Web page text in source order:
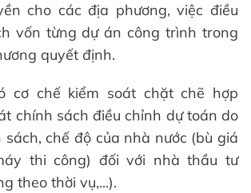
cho các địa phương, việc điều
vốn từng dự án công trình trong
quyết định.
cơ chế kiểm soát chặt chẽ hợp
chính sách điều chỉnh dự toán do
chế độ của nhà nước (bù giá
thi công) đối với nhà thầu tư
theo thời vụ,...).